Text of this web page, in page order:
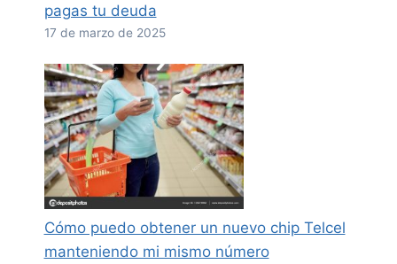
pagas tu deuda
17 de marzo de 2025
Cómo puedo obtener un nuevo chip Telcel
manteniendo mi mismo número